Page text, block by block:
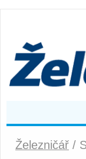
Železničář /